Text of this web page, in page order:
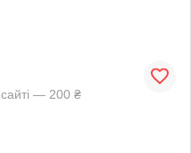
— 200 ₴